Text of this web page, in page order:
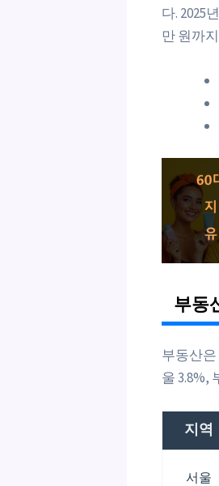
다. 2025
만 원까
부동
부동산은
울 3.8%,
지역
서울